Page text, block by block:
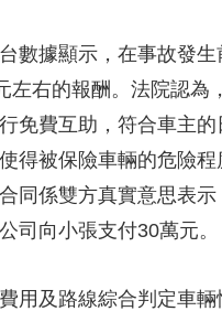
據顯示，在事故發生
左右的報酬。法院認
免費互助，符合車主
得被保險車輛的危險
同係雙方真實意思表
司向小張支付30萬元。
及路線綜合判定車輛